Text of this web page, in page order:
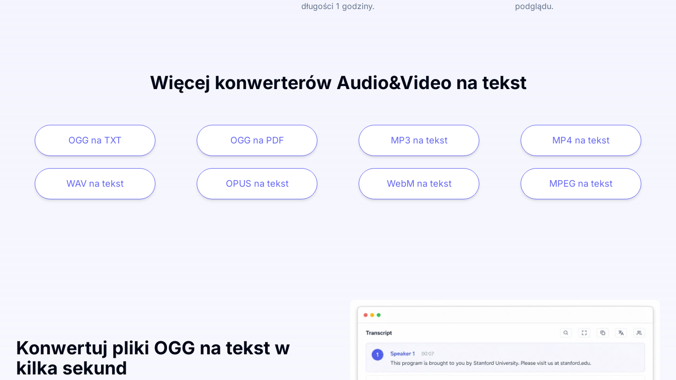
długości 1 godziny.
podglądu.
Więcej konwerterów Audio&Video na tekst
OGG na TXT OGG na PDF MP3 na tekst MP4 na tekst
WAV na tekst OPUS na tekst WebM na tekst MPEG na tekst
Konwertuj pliki OGG na tekst w
kilka sekund